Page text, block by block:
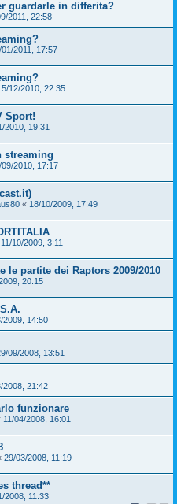
guardarle in differita?
2011, 22:58
01/2011, 17:57
12/2010, 22:35
Sport!
2010, 19:31
streaming
09/2010, 17:17
« 18/10/2009, 17:49
11/10/2009, 3:11
le partite dei Raptors 2009/2010
20:15
2009, 14:50
09/2008, 13:51
2008, 21:42
funzionare
11/04/2008, 16:01
29/03/2008, 11:19
thread**
2008, 11:33